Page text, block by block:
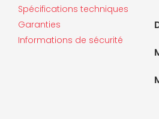
Spécifications techniques
Garanties
Informations de sécurité